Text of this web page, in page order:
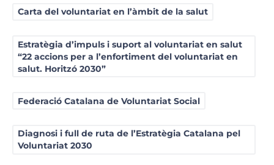
Carta del voluntariat en l’àmbit de la salut
Estratègia d’impuls i suport al voluntariat en salut
“22 accions per a l’enfortiment del voluntariat en
salut. Horitzó 2030”
Federació Catalana de Voluntariat Social
Diagnosi i full de ruta de l’Estratègia Catalana pel
Voluntariat 2030